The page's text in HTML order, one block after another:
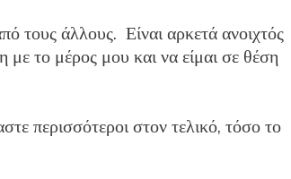
τους άλλους. Είναι αρκετά ανοιχτός
το μέρος μου και να είμαι σε θέση
περισσότεροι στον τελικό, τόσο το